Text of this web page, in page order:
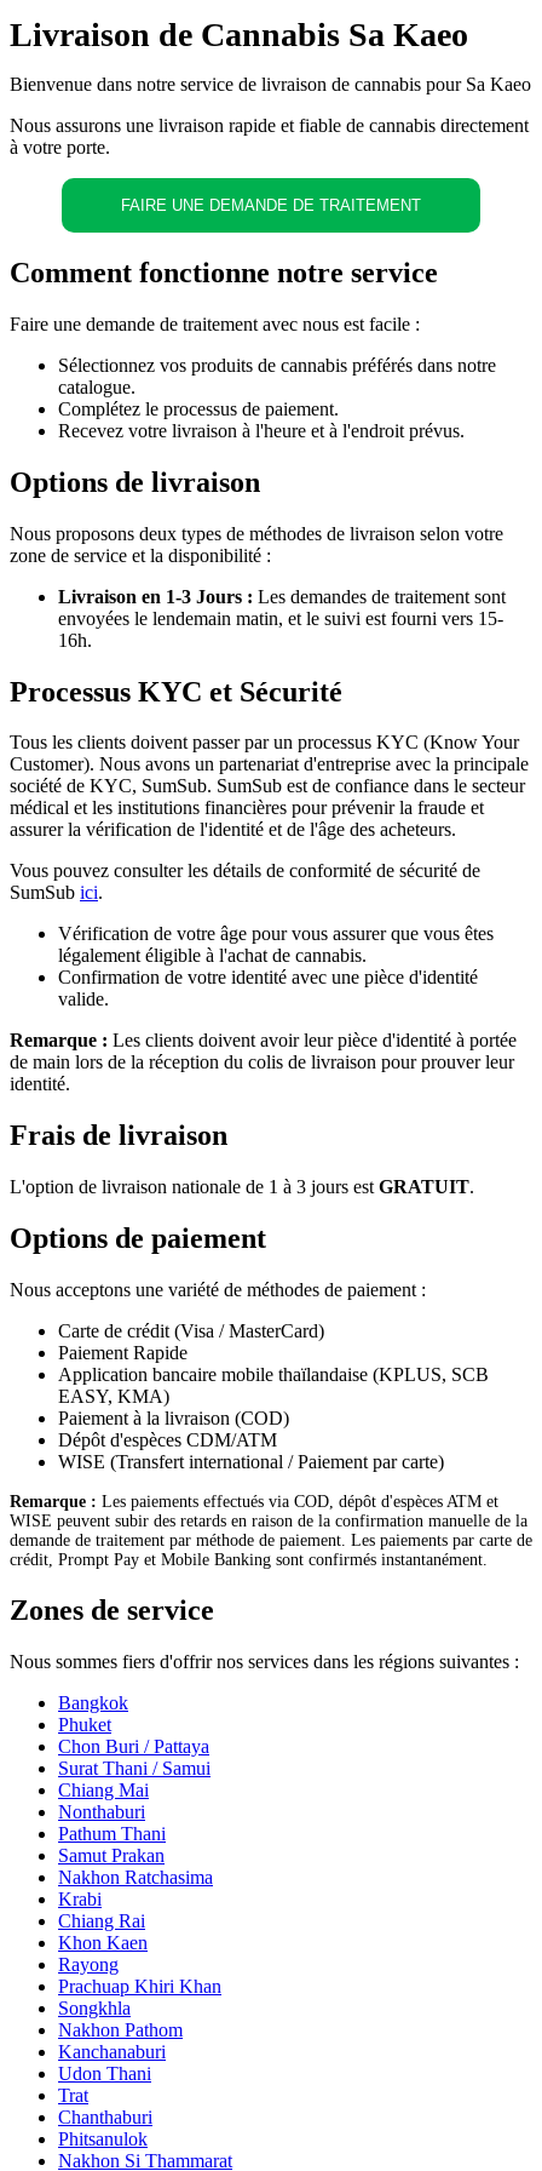
Livraison de Cannabis Sa Kaeo
Bienvenue dans notre service de livraison de cannabis pour Sa Kaeo
Nous assurons une livraison rapide et fiable de cannabis directement
à votre porte.
FAIRE UNE DEMANDE DE TRAITEMENT
Comment fonctionne notre service
Faire une demande de traitement avec nous est facile :
Sélectionnez vos produits de cannabis préférés dans notre
catalogue.
Complétez le processus de paiement.
Recevez votre livraison à l'heure et à l'endroit prévus.
Options de livraison
Nous proposons deux types de méthodes de livraison selon votre
zone de service et la disponibilité :
Livraison en 1-3 Jours : Les demandes de traitement sont
envoyées le lendemain matin, et le suivi est fourni vers 15-
16h.
Processus KYC et Sécurité
Tous les clients doivent passer par un processus KYC (Know Your
Customer). Nous avons un partenariat d'entreprise avec la principale
société de KYC, SumSub. SumSub est de confiance dans le secteur
médical et les institutions financières pour prévenir la fraude et
assurer la vérification de l'identité et de l'âge des acheteurs.
Vous pouvez consulter les détails de conformité de sécurité de
SumSub ici.
Vérification de votre âge pour vous assurer que vous êtes
légalement éligible à l'achat de cannabis.
Confirmation de votre identité avec une pièce d'identité
valide.
Remarque : Les clients doivent avoir leur pièce d'identité à portée
de main lors de la réception du colis de livraison pour prouver leur
identité.
Frais de livraison
L'option de livraison nationale de 1 à 3 jours est GRATUIT.
Options de paiement
Nous acceptons une variété de méthodes de paiement :
Carte de crédit (Visa / MasterCard)
Paiement Rapide
Application bancaire mobile thaïlandaise (KPLUS, SCB
EASY, KMA)
Paiement à la livraison (COD)
Dépôt d'espèces CDM/ATM
WISE (Transfert international / Paiement par carte)
Remarque : Les paiements effectués via COD, dépôt d'espèces ATM et
WISE peuvent subir des retards en raison de la confirmation manuelle de la
demande de traitement par méthode de paiement. Les paiements par carte de
crédit, Prompt Pay et Mobile Banking sont confirmés instantanément.
Zones de service
Nous sommes fiers d'offrir nos services dans les régions suivantes :
Bangkok
Phuket
Chon Buri / Pattaya
Surat Thani / Samui
Chiang Mai
Nonthaburi
Pathum Thani
Samut Prakan
Nakhon Ratchasima
Krabi
Chiang Rai
Khon Kaen
Rayong
Prachuap Khiri Khan
Songkhla
Nakhon Pathom
Kanchanaburi
Udon Thani
Trat
Chanthaburi
Phitsanulok
Nakhon Si Thammarat